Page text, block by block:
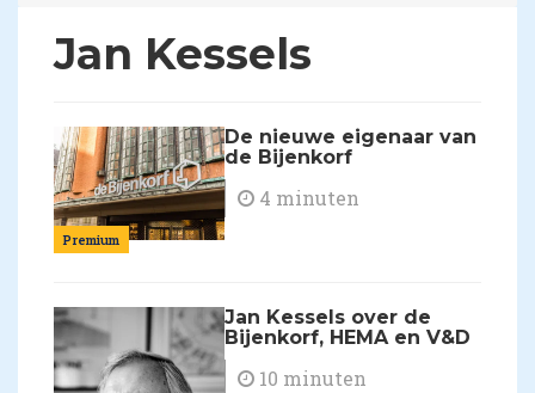
Jan Kessels
Premium
De nieuwe eigenaar van
de Bijenkorf
4 minuten
Jan Kessels over de
Bijenkorf, HEMA en V&D
10 minuten